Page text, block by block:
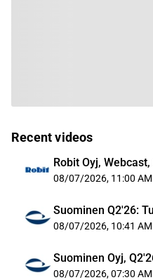
Recent videos
Robit Oyj, Webcast,
08/07/2026, 11:00 AM
Suominen Q2'26:
08/07/2026, 10:41 AM
Suominen Oyj,
08/07/2026, 07:30 AM